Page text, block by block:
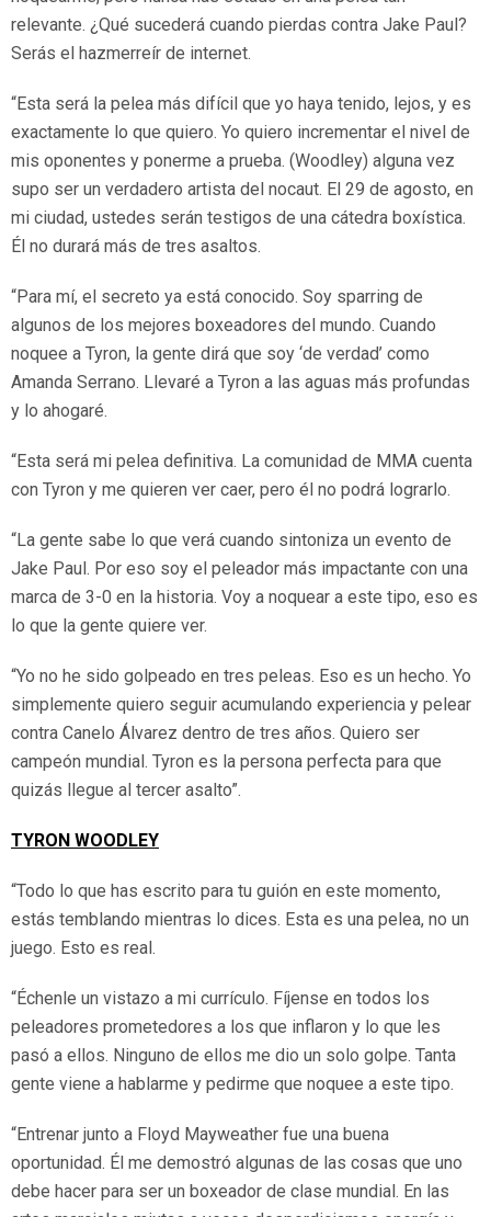
relevante. ¿Qué sucederá cuando pierdas contra Jake Paul?
Serás el hazmerreír de internet.
“Esta será la pelea más difícil que yo haya tenido, lejos, y es
exactamente lo que quiero. Yo quiero incrementar el nivel de
mis oponentes y ponerme a prueba. (Woodley) alguna vez
supo ser un verdadero artista del nocaut. El 29 de agosto, en
mi ciudad, ustedes serán testigos de una cátedra boxística.
Él no durará más de tres asaltos.
“Para mí, el secreto ya está conocido. Soy sparring de
algunos de los mejores boxeadores del mundo. Cuando
noquee a Tyron, la gente dirá que soy ‘de verdad’ como
Amanda Serrano. Llevaré a Tyron a las aguas más profundas
y lo ahogaré.
“Esta será mi pelea definitiva. La comunidad de MMA cuenta
con Tyron y me quieren ver caer, pero él no podrá lograrlo.
“La gente sabe lo que verá cuando sintoniza un evento de
Jake Paul. Por eso soy el peleador más impactante con una
marca de 3-0 en la historia. Voy a noquear a este tipo, eso es
lo que la gente quiere ver.
“Yo no he sido golpeado en tres peleas. Eso es un hecho. Yo
simplemente quiero seguir acumulando experiencia y pelear
contra Canelo Álvarez dentro de tres años. Quiero ser
campeón mundial. Tyron es la persona perfecta para que
quizás llegue al tercer asalto”.
TYRON WOODLEY
“Todo lo que has escrito para tu guión en este momento,
estás temblando mientras lo dices. Esta es una pelea, no un
juego. Esto es real.
“Échenle un vistazo a mi currículo. Fíjense en todos los
peleadores prometedores a los que inflaron y lo que les
pasó a ellos. Ninguno de ellos me dio un solo golpe. Tanta
gente viene a hablarme y pedirme que noquee a este tipo.
“Entrenar junto a Floyd Mayweather fue una buena
oportunidad. Él me demostró algunas de las cosas que uno
debe hacer para ser un boxeador de clase mundial. En las